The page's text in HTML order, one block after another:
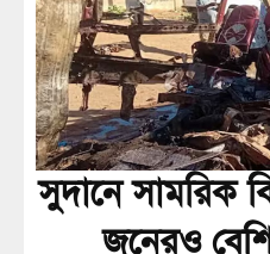
সুদানে সামরিক
জনেরও